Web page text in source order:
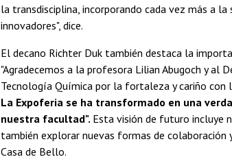
la transdisciplina, incorporando cada vez más a
innovadores", dice.
El decano Richter Duk también destaca la
"Agradecemos a la profesora Lilian Abugoch y al
Tecnología Química por la fortaleza y cariño con
La Expoferia se ha transformado en una
nuestra facultad". Esta visión de futuro incluye
también explorar nuevas formas de
Casa de Bello.